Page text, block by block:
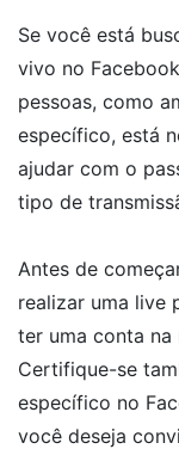
Se você está
vivo no
pessoas, como
específico, está
ajudar com o
tipo de
Antes de
realizar uma live
ter uma conta na
Certifique-se
específico no
você deseja